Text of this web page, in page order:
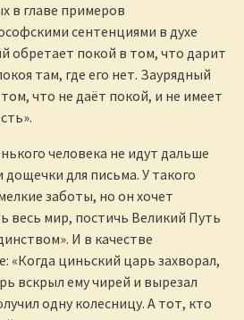
в главе примеров
сентенциями в духе
обретает покой в том, что дарит
там, где его нет. Заурядный
что не даёт покой, и не имеет
человека не идут дальше
для письма. У такого
заботы, но он хочет
весь мир, постичь Великий Путь
И в качестве
«Когда циньский царь захворал,
вскрыл ему чирей и вырезал
одну колесницу. А тот, кто